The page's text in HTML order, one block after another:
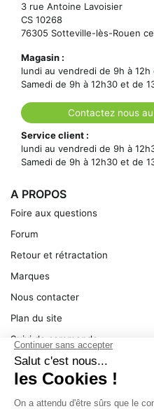
3 rue Antoine Lavoisier
CS 10268
76305 Sotteville-lès-Rouen
Magasin :
lundi au vendredi de 9h à 12h
Samedi de 9h à 12h30 et de
Contactez nous
Service client :
lundi au vendredi de 9h à
Samedi de 9h à 12h30 et de
A PROPOS
Foire aux questions
Forum
Retour et rétractation
Marques
Nous contacter
Plan du site
Suivi de commande
Ma facture
Mentions légales
Conditions générales